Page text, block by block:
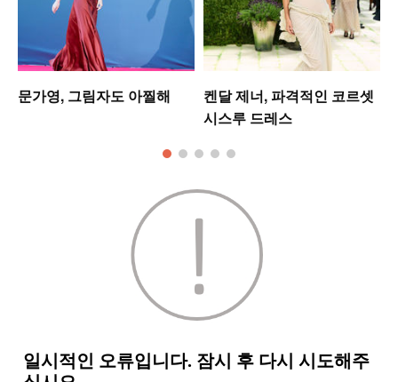
문가영, 그림자도 아찔해
켄달 제너, 파격적인 코르셋
시스루 드레스